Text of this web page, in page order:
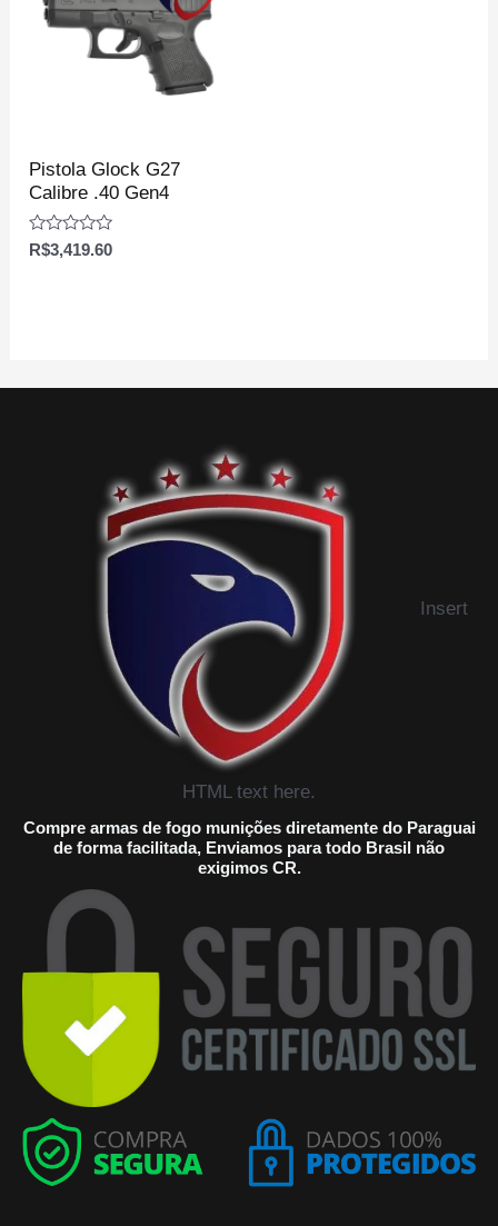
Pistola Glock G27
Calibre .40 Gen4
Avaliação
0
R$3,419.60
Insert
HTML text here.
Compre armas de fogo munições diretamente do Paraguai
de forma facilitada, Enviamos para todo Brasil não
exigimos CR.